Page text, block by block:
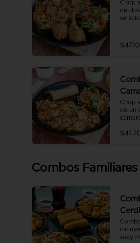
Chop
de
Chop
de un
Combos Familiares
suey